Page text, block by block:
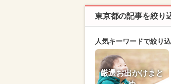
東京都の記事を絞り
人気キーワードで絞り
厳選お出かけまと